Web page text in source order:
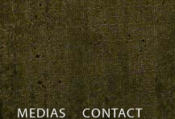
MEDIAS
CONTACT